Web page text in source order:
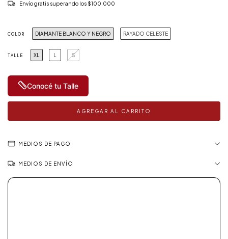
Envío gratis superando los $100.000
COLOR DIAMANTE BLANCO Y NEGRO RAYADO CELESTE
TALLE XL L S
Conocé tu Talle
MEDIOS DE PAGO
MEDIOS DE ENVÍO